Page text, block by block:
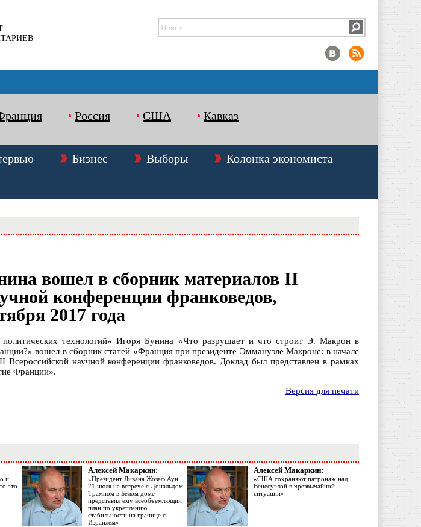
Россия США Кавказ
Бизнес Выборы
Колонка экономиста
вошел в сборник материалов II
конференции франковедов,
2017 года
технологий» Игоря Бунина «Что разрушает и что строит Э. Макрон в
вошел в сборник статей «Франция при президенте Эммануэле Макроне: в начале
Всероссийской научной конференции франковедов. Доклад был представлен в рамках
Франции».
Версия для печати
и
это
Алексей Макаркин:
«Президент Ливана Жозеф Аун
21 июля на встрече с Дональдом
Трампом в Белом доме
представил ему всеобъемлющий
план по укреплению
стабильности на границе с
Израилем»
Алексей Макаркин:
«США сохраняют патронаж над
Венесуэлой в чрезвычайной
ситуации»